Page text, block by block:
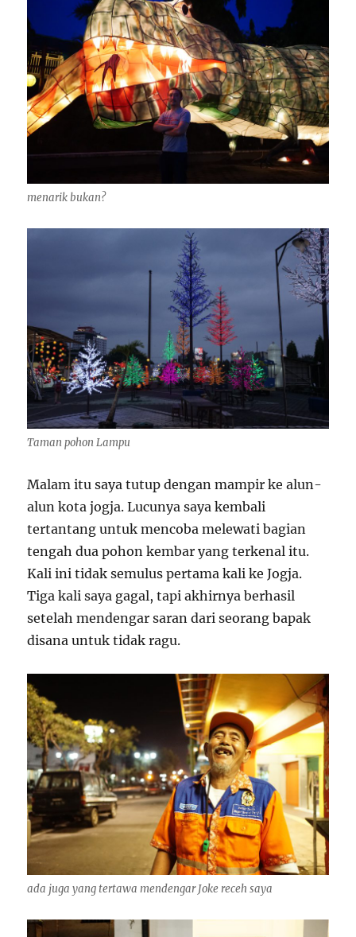
menarik bukan?
Taman pohon Lampu
Malam itu saya tutup dengan mampir ke alun-
alun kota jogja. Lucunya saya kembali
tertantang untuk mencoba melewati bagian
tengah dua pohon kembar yang terkenal itu.
Kali ini tidak semulus pertama kali ke Jogja.
Tiga kali saya gagal, tapi akhirnya berhasil
setelah mendengar saran dari seorang bapak
disana untuk tidak ragu.
ada juga yang tertawa mendengar Joke receh saya